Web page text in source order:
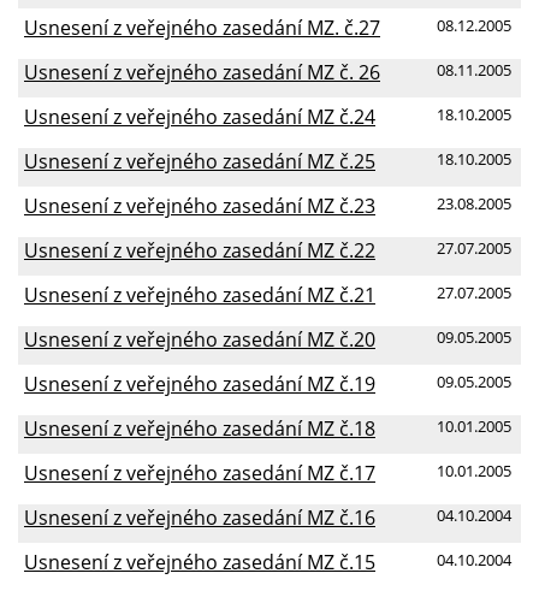
08.12.2005
Usnesení z veřejného zasedání MZ. č.27
08.11.2005
Usnesení z veřejného zasedání MZ č. 26
18.10.2005
Usnesení z veřejného zasedání MZ č.24
18.10.2005
Usnesení z veřejného zasedání MZ č.25
23.08.2005
Usnesení z veřejného zasedání MZ č.23
27.07.2005
Usnesení z veřejného zasedání MZ č.22
27.07.2005
Usnesení z veřejného zasedání MZ č.21
09.05.2005
Usnesení z veřejného zasedání MZ č.20
09.05.2005
Usnesení z veřejného zasedání MZ č.19
10.01.2005
Usnesení z veřejného zasedání MZ č.18
10.01.2005
Usnesení z veřejného zasedání MZ č.17
04.10.2004
Usnesení z veřejného zasedání MZ č.16
04.10.2004
Usnesení z veřejného zasedání MZ č.15